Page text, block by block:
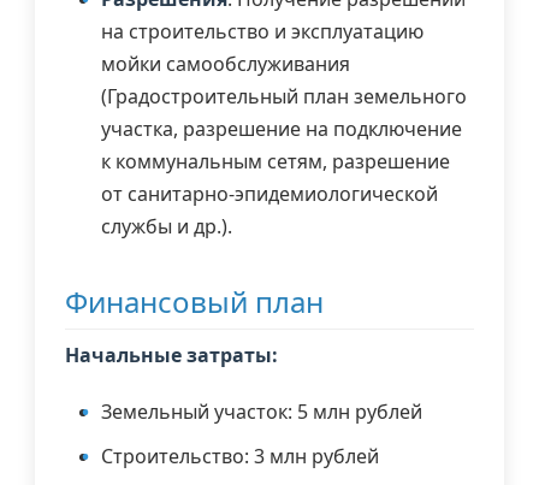
на строительство и эксплуатацию
мойки самообслуживания
(Градостроительный план земельного
участка, разрешение на подключение
к коммунальным сетям, разрешение
от санитарно-эпидемиологической
службы и др.).
Финансовый план
Начальные затраты:
Земельный участок: 5 млн рублей
Строительство: 3 млн рублей